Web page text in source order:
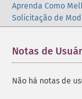
Aprenda Como
Solicitação de
Notas de
Não há notas de